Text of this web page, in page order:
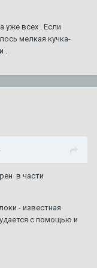
уже всех . Если
мелкая кучка-
.
в части
- известная
с помощью и